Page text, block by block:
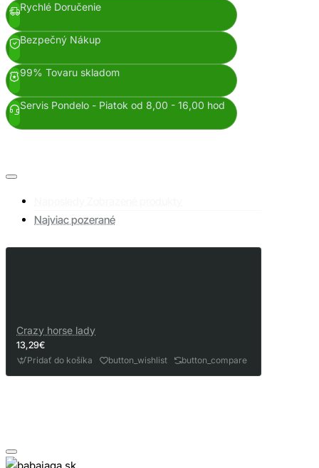
Rychlé Doručenie
Bezpečný Nákup
99% Tovaru skladom
Servis Pondelo - Piatok od 8,00 - 16,00 hod
Najviac pozerané
Crazy horse lady
13,29€
Pridať do košíka button_wishlist button_compare